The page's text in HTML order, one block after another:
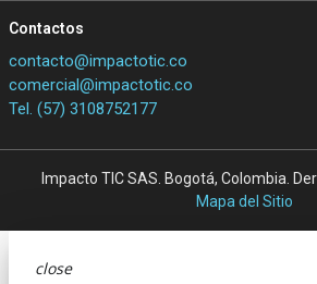
Contactos
contacto@impactotic.co
comercial@impactotic.co
Tel. (57) 3108752177
Impacto TIC SAS. Bogotá, Colombia.
Mapa del Sitio
close